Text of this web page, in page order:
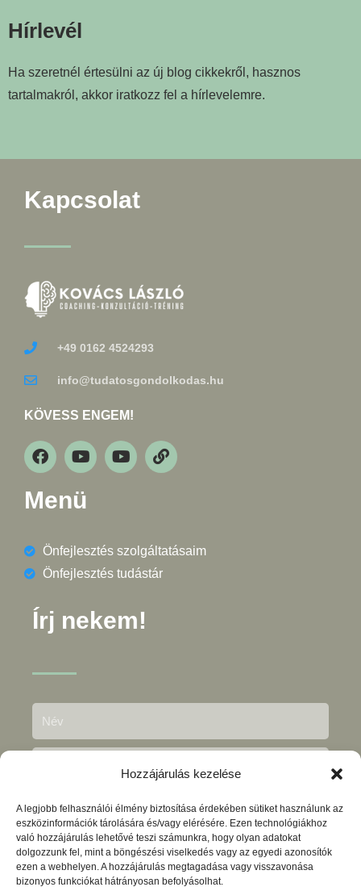
Hozzájárulás kezelése
A legjobb felhasználói élmény biztosítása érdekében sütiket használunk az
eszközinformációk tárolására és/vagy elérésére. Ezen technológiákhoz
való hozzájárulás lehetővé teszi számunkra, hogy olyan adatokat
dolgozzunk fel, mint a böngészési viselkedés vagy az egyedi azonosítók
ezen a webhelyen. A hozzájárulás megtagadása vagy visszavonása
bizonyos funkciókat hátrányosan befolyásolhat.
Hírlevél
Ha szeretnél értesülni az új blog cikkekről, hasznos
tartalmakról, akkor iratkozz fel a hírlevelemre.
Kapcsolat
+49 0162 4524293
info@tudatosgondolkodas.hu
KÖVESS ENGEM!
Menü
Önfejlesztés szolgáltatásaim
Önfejlesztés tudástár
Írj nekem!